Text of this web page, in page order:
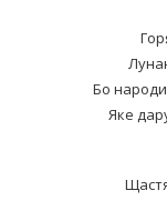
Бо
Яке